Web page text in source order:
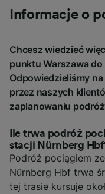
Informacje o
Chcesz wiedzieć
punktu Warszawa
Odpowiedzieliśmy
przez naszych
zaplanowaniu
Ile trwa podróż
stacji Nürnberg
Podróż pociągiem
Nürnberg Hbf trwa
tej trasie kursuje